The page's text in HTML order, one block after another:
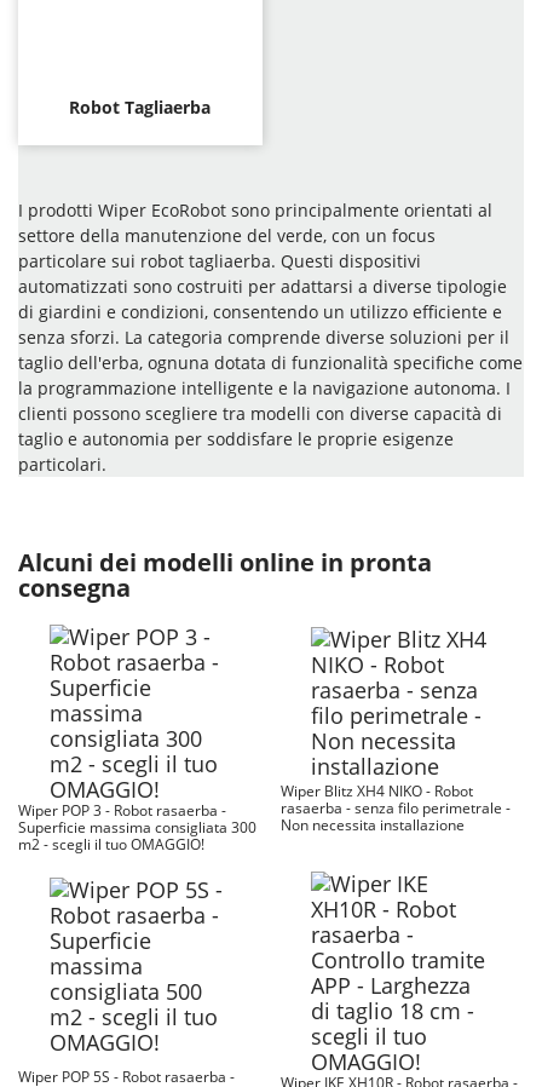
Robot Tagliaerba
I prodotti Wiper EcoRobot sono principalmente orientati al
settore della manutenzione del verde, con un focus
particolare sui robot tagliaerba. Questi dispositivi
automatizzati sono costruiti per adattarsi a diverse tipologie
di giardini e condizioni, consentendo un utilizzo efficiente e
senza sforzi. La categoria comprende diverse soluzioni per il
taglio dell'erba, ognuna dotata di funzionalità specifiche come
la programmazione intelligente e la navigazione autonoma. I
clienti possono scegliere tra modelli con diverse capacità di
taglio e autonomia per soddisfare le proprie esigenze
particolari.
Alcuni dei modelli online in pronta
consegna
Wiper POP 3 - Robot rasaerba -
Superficie massima consigliata 300
m2 - scegli il tuo OMAGGIO!
Wiper Blitz XH4 NIKO - Robot
rasaerba - senza filo perimetrale -
Non necessita installazione
Wiper POP 5S - Robot rasaerba -
Wiper IKE XH10R - Robot rasaerba -